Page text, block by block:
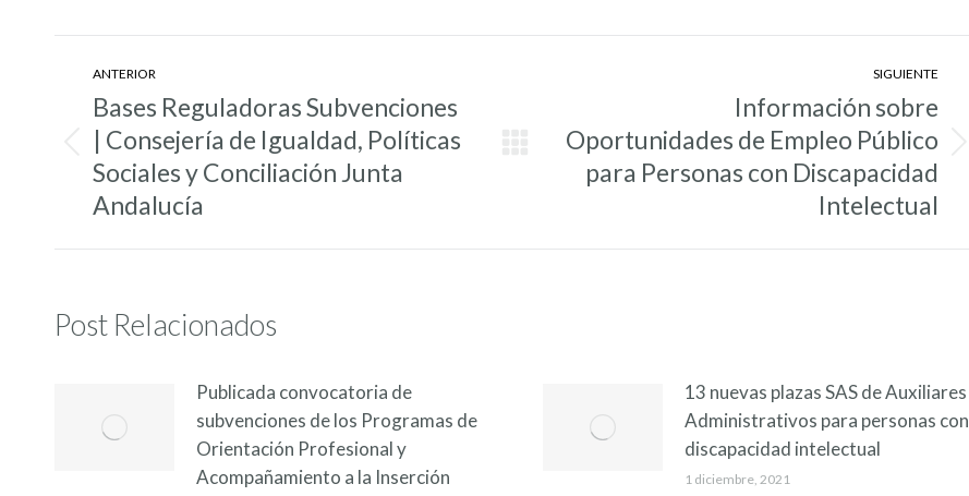
Navegación
entre
entradas
ANTERIOR
Entrada
anterior:
Bases Reguladoras Subvenciones
| Consejería de Igualdad, Políticas
Sociales y Conciliación Junta
Andalucía
SIGUIENTE
Entrada
siguiente:
Información sobre
Oportunidades de Empleo Público
para Personas con Discapacidad
Intelectual
Post Relacionados
Publicada convocatoria de
subvenciones de los Programas de
Orientación Profesional y
Acompañamiento a la Inserción
13 nuevas plazas SAS de Auxiliares
Administrativos para personas con
discapacidad intelectual
1 diciembre, 2021